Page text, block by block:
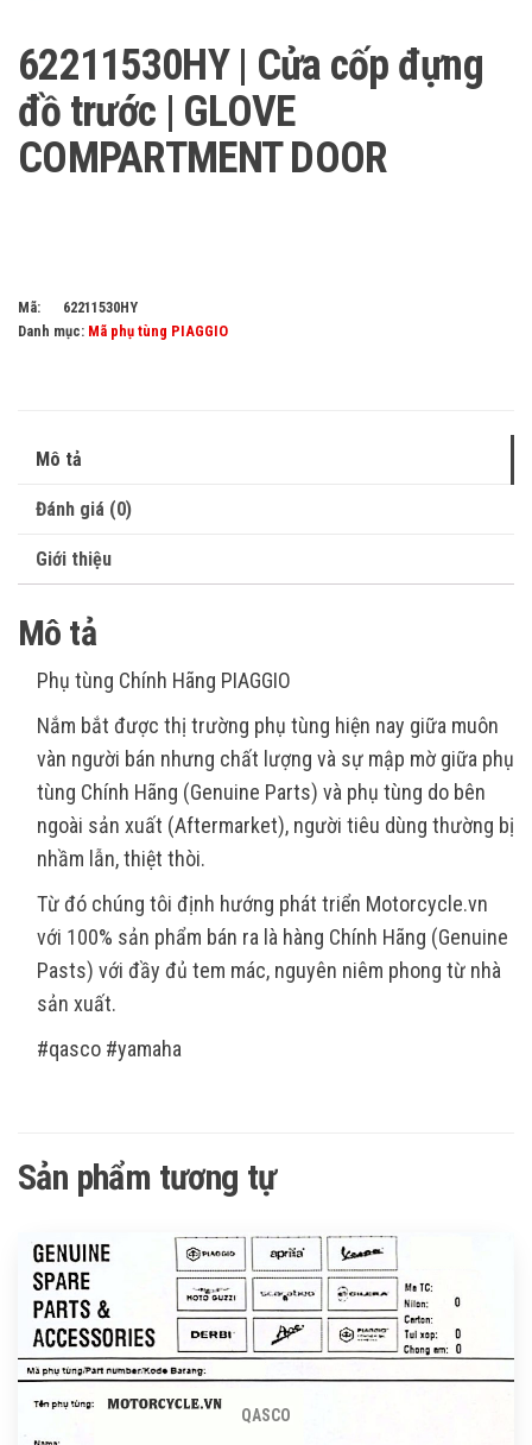
62211530HY | Cửa cốp đựng
đồ trước | GLOVE
COMPARTMENT DOOR
Mã:
62211530HY
Danh mục: Mã phụ tùng PIAGGIO
Mô tả
Đánh giá (0)
Giới thiệu
Mô tả
Phụ tùng Chính Hãng PIAGGIO
Nắm bắt được thị trường phụ tùng hiện nay giữa muôn
vàn người bán nhưng chất lượng và sự mập mờ giữa phụ
tùng Chính Hãng (Genuine Parts) và phụ tùng do bên
ngoài sản xuất (Aftermarket), người tiêu dùng thường bị
nhầm lẫn, thiệt thòi.
Từ đó chúng tôi định hướng phát triển Motorcycle.vn
với 100% sản phẩm bán ra là hàng Chính Hãng (Genuine
Pasts) với đầy đủ tem mác, nguyên niêm phong từ nhà
sản xuất.
#qasco #yamaha
Sản phẩm tương tự
QASCO